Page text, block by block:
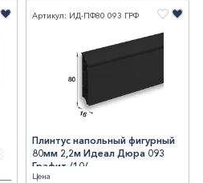
Артикул: ИД-ПФ80 093 ГРФ
Плинтус напольный фигурный
80мм 2,2м Идеал Дюра 093
Графит /10/
Цена